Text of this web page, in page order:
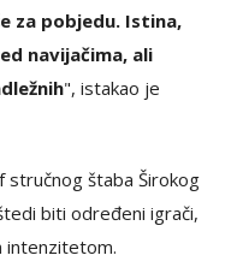
za pobjedu. Istina,
navijačima, ali
", istakao je
stručnog štaba Širokog
biti određeni igrači,
intenzitetom.